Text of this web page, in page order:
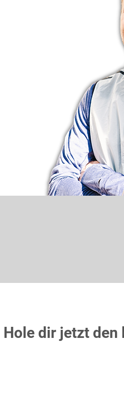
Hole dir jetzt den